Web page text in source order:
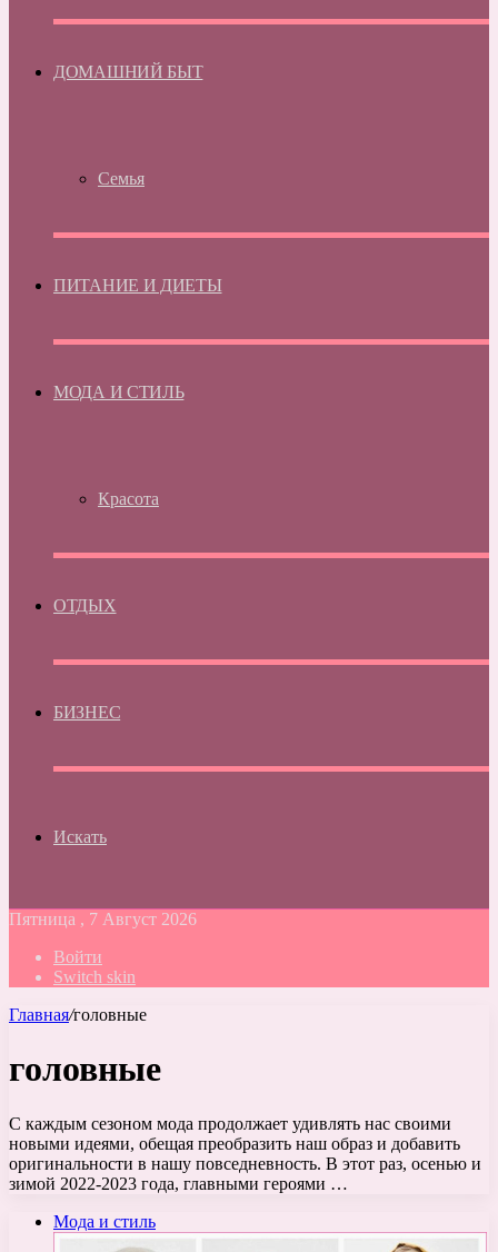
ДОМАШНИЙ БЫТ
Семья
ПИТАНИЕ И ДИЕТЫ
МОДА И СТИЛЬ
Красота
ОТДЫХ
БИЗНЕС
Искать
Пятница , 7 Август 2026
Войти
Switch skin
Главная/головные
головные
С каждым сезоном мода продолжает удивлять нас своими
новыми идеями, обещая преобразить наш образ и добавить
оригинальности в нашу повседневность. В этот раз, осенью и
зимой 2022-2023 года, главными героями …
Мода и стиль